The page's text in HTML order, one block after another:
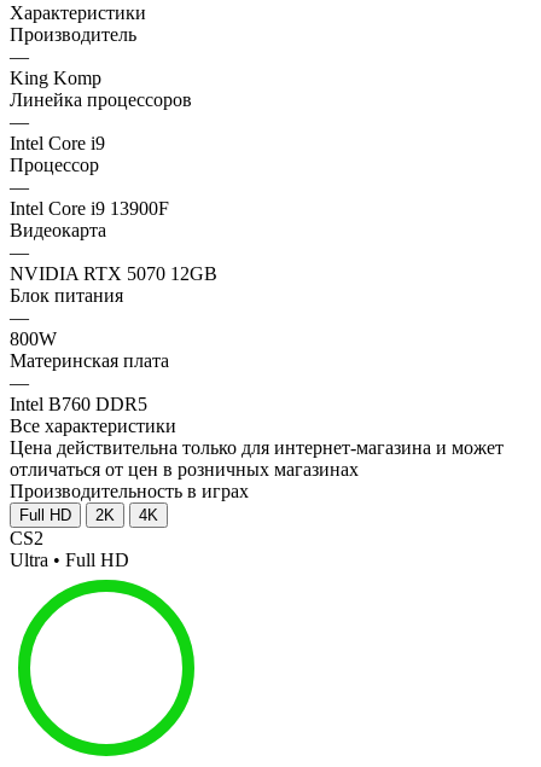
Характеристики
Производитель
—
King Komp
Линейка процессоров
—
Intel Core i9
Процессор
—
Intel Core i9 13900F
Видеокарта
—
NVIDIA RTX 5070 12GB
Блок питания
—
800W
Материнская плата
—
Intel B760 DDR5
Все характеристики
Цена действительна только для интернет-магазина и может
отличаться от цен в розничных магазинах
Производительность в играх
Full HD 2K 4K
CS2
Ultra • Full HD